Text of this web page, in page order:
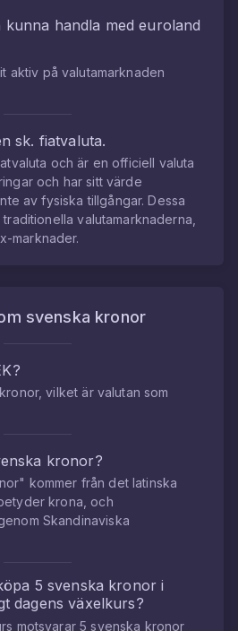
kunna handla medeuroland
aktiv på valutamarknaden
sk. fiatvaluta.
och är en officiell valuta
och har sitt värde
av fysiska tillgångar. Dessa
valutamarknaderna,
marknader.
svenska kronor
vilket är valutan som
kronor?
kommer från det latinska
krona, och
Skandinaviska
5 svenska kronor i
dagens växelkurs?
motsvarar5svenska kronor